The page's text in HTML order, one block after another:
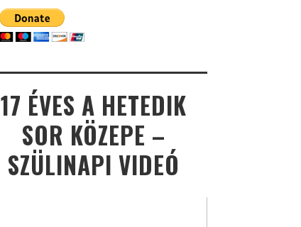
17 ÉVES A HETEDIK
SOR KÖZEPE –
SZÜLINAPI VIDEÓ